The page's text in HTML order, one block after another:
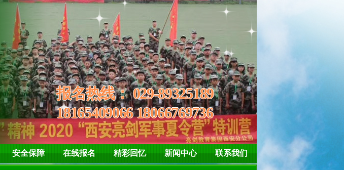
培养孩子“亮剑”精神
学会自信、坚强 懂得惜福、感恩
报名热线：029-89325189
18165409066 18066769736
安全保障 在线报名 精彩回忆 新闻中心 联系我们